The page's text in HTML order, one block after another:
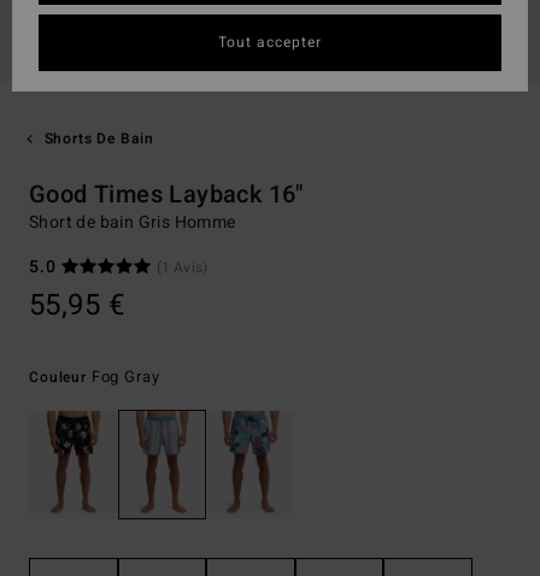
Shorts De Bain
Good Times Layback 16"
Short de bain Gris Homme
5.0
(1 Avis)
55,95 €
Couleur Fog Gray
Tout accepter